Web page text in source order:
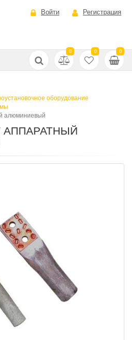
Войти Регистрация
0 0 0
оборудование
алюминиевый
АППАРАТНЫЙ